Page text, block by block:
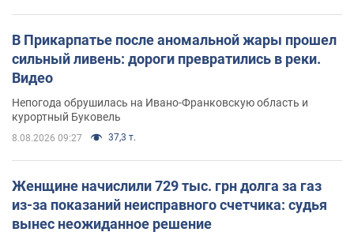
В Прикарпатье после аномальной жары прошел
сильный ливень: дороги превратились в реки.
Видео
Непогода обрушилась на Ивано-Франковскую область и
курортный Буковель
8.08.2026 09:27 37,3 т.
Женщине начислили 729 тыс. грн долга за газ
из-за показаний неисправного счетчика: судья
вынес неожиданное решение